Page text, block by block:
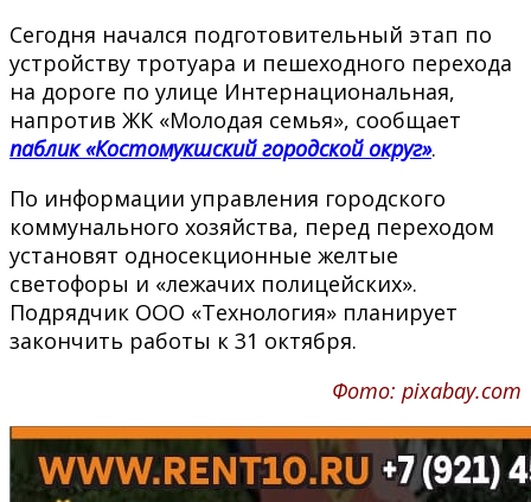
Сегодня начался подготовительный этап по
устройству тротуара и пешеходного перехода
на дороге по улице Интернациональная,
напротив ЖК «Молодая семья», сообщает
паблик «Костомукшский городской округ».
По информации управления городского
коммунального хозяйства, перед переходом
установят односекционные желтые
светофоры и «лежачих полицейских».
Подрядчик ООО «Технология» планирует
закончить работы к 31 октября.
Фото: pixabay.com